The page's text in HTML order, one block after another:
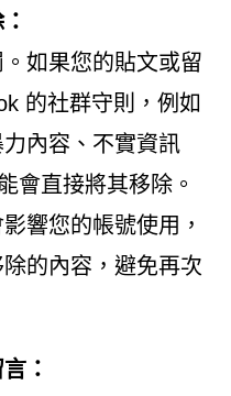
如果您的貼文或留
的社群守則，例如
內容、不實資訊
會直接將其移除。
響您的帳號使用，
的內容，避免再次
：